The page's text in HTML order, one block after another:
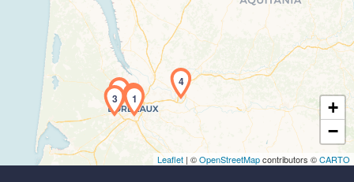
Chargement de la carte en cours...
1
2
3
4
+
−
Leaflet | ©OpenStreetMapcontributors ©CARTO